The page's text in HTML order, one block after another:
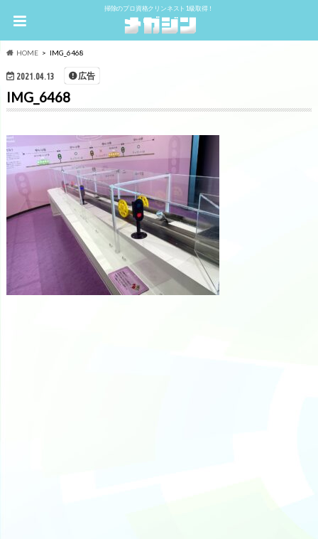
掃除のプロ資格クリンネスト1級取得！
HOME IMG_6468
2021.04.13 広告
IMG_6468